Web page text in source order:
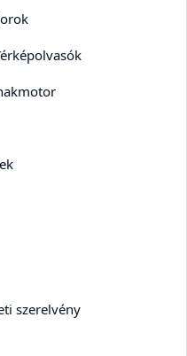
szerelvény